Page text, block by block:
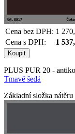
Cena bez DPH: 1
Cena s DPH:
1
PLUS PUR 20 -
Tmavě šedá
Základní složka